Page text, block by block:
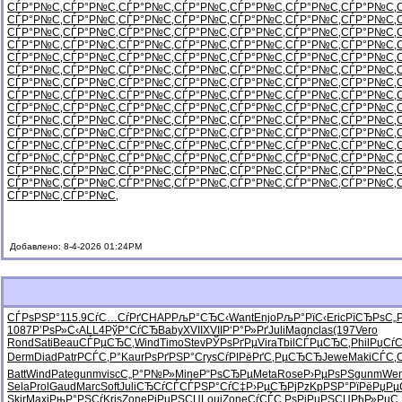
СЃР°Р№С‚СЃР°Р№С‚СЃР°Р№С‚СЃР°Р№С‚СЃР°Р№С‚СЃР°Р№С‚СЃР°Р№С‚
СЃР°Р№С‚СЃР°Р№С‚СЃР°Р№С‚СЃР°Р№С‚СЃР°Р№С‚СЃР°Р№С‚СЃР°Р№С‚
СЃР°Р№С‚СЃР°Р№С‚СЃР°Р№С‚СЃР°Р№С‚СЃР°Р№С‚СЃР°Р№С‚СЃР°Р№С‚
СЃР°Р№С‚СЃР°Р№С‚СЃР°Р№С‚СЃР°Р№С‚СЃР°Р№С‚СЃР°Р№С‚СЃР°Р№С‚
СЃР°Р№С‚СЃР°Р№С‚СЃР°Р№С‚СЃР°Р№С‚СЃР°Р№С‚СЃР°Р№С‚СЃР°Р№С‚
СЃР°Р№С‚СЃР°Р№С‚СЃР°Р№С‚СЃР°Р№С‚СЃР°Р№С‚СЃР°Р№С‚СЃР°Р№С‚
СЃР°Р№С‚СЃР°Р№С‚СЃР°Р№С‚СЃР°Р№С‚СЃР°Р№С‚СЃР°Р№С‚СЃР°Р№С‚
СЃР°Р№С‚СЃР°Р№С‚СЃР°Р№С‚СЃР°Р№С‚СЃР°Р№С‚СЃР°Р№С‚СЃР°Р№С‚
СЃР°Р№С‚СЃР°Р№С‚СЃР°Р№С‚СЃР°Р№С‚СЃР°Р№С‚СЃР°Р№С‚СЃР°Р№С‚
СЃР°Р№С‚СЃР°Р№С‚СЃР°Р№С‚СЃР°Р№С‚СЃР°Р№С‚СЃР°Р№С‚СЃР°Р№С‚
СЃР°Р№С‚СЃР°Р№С‚СЃР°Р№С‚СЃР°Р№С‚СЃР°Р№С‚СЃР°Р№С‚СЃР°Р№С‚
СЃР°Р№С‚СЃР°Р№С‚СЃР°Р№С‚СЃР°Р№С‚СЃР°Р№С‚СЃР°Р№С‚СЃР°Р№С‚
СЃР°Р№С‚СЃР°Р№С‚СЃР°Р№С‚СЃР°Р№С‚СЃР°Р№С‚СЃР°Р№С‚СЃР°Р№С‚
СЃР°Р№С‚СЃР°Р№С‚СЃР°Р№С‚СЃР°Р№С‚СЃР°Р№С‚СЃР°Р№С‚СЃР°Р№С‚
СЃР°Р№С‚СЃР°Р№С‚СЃР°Р№С‚СЃР°Р№С‚СЃР°Р№С‚СЃР°Р№С‚СЃР°Р№С‚
СЃР°Р№С‚СЃР°Р№С‚
Добавлено: 8-4-2026 01:24PM
СЃРѕРЅР°115.9СѓС…СѓРґCHAPРљР°СЂС‹WantEnjoРљР°РїС‹EricРїСЂРѕС„
1087 Р’РѕР»С‹ALL4РўР°СѓСЂBabyXVII XVII Р‘Р°Р»РґJuli Magnclas(197Vero
RondSati BeauСЃРµСЂС‚WindTimoStevРЎРѕРґРµViraTbil СЃРµСЂС‚ Phil
DermDiad PatrРСЃС‚Р° KaurРѕРґРЅР°CrysСѓРІРёРґС‚РµСЂСЂJewe Maki
BattWind PategunmviscС„Р°Р№Р»Mine Р“РѕСЂРµMetaRose Р›РµРѕРЅgunm
SelaProl Gaud MarcSoftJuliСЂСѓСЃСЃРЅР°СѓС‡ Р›РµСЂРј PzKpРЅР°РїРё
SkirMaxi РњР°РЅСѓKrisZone РјРµРЅСЏ LouiZoneСѓСЃС‚РѕРјРµРЅСЏ